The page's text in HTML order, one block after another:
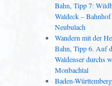
Bahn, Tipp 7:
Waldeck –
Neubulach
Wandern mit der
Bahn, Tipp 6. Auf
Waldenser durchs
Monbachtal
Baden-